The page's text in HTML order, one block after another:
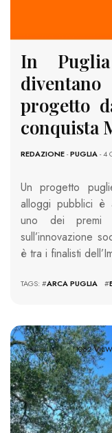
In
progetto
conquista
REDAZIONE-PUGLIA- 4
Un progetto
alloggi pubblici è
uno dei premi
sull’innovazione
è tra i finalisti
TAGS: #ARCA PUGLIA #
1082